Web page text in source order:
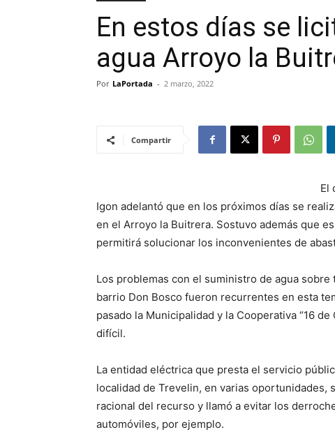
En estos días se
agua Arroyo la
Por LaPortada - 2 marzo, 2022
Compartir
El
Igon adelantó que en los próximos días se
en el Arroyo la Buitrera. Sostuvo además que
permitirá solucionar los inconvenientes de
Los problemas con el suministro de agua
barrio Don Bosco fueron recurrentes en esta
pasado la Municipalidad y la Cooperativa “16
difícil.
La entidad eléctrica que presta el servicio
localidad de Trevelin, en varias
racional del recurso y llamó a evitar los
automóviles, por ejemplo.